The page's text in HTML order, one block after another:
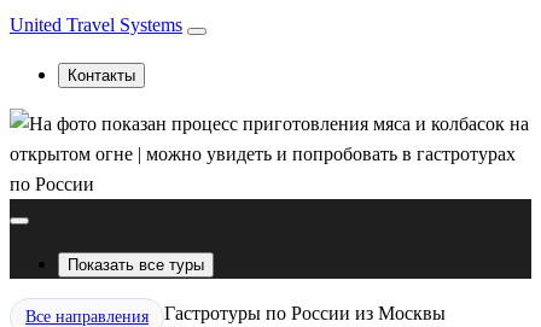
United Travel Systems
Контакты
Показать все туры
Все направления Гастротуры по России из Москвы